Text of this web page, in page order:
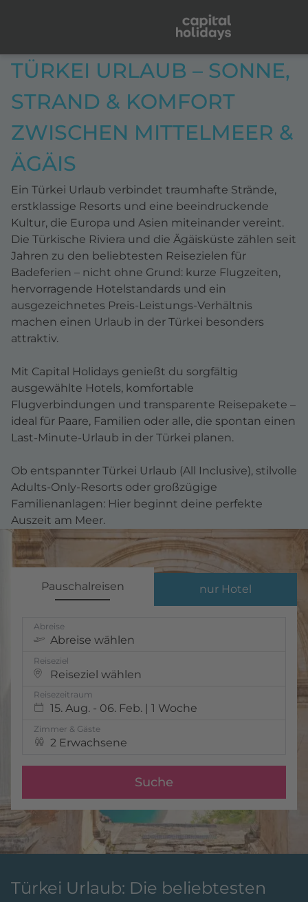
TÜRKEI URLAUB – SONNE,
STRAND & KOMFORT
ZWISCHEN MITTELMEER &
ÄGÄIS
Ein Türkei Urlaub verbindet traumhafte Strände,
erstklassige Resorts und eine beeindruckende
Kultur, die Europa und Asien miteinander vereint.
Die Türkische Riviera und die Ägäisküste zählen seit
Jahren zu den beliebtesten Reisezielen für
Badeferien – nicht ohne Grund: kurze Flugzeiten,
hervorragende Hotelstandards und ein
ausgezeichnetes Preis-Leistungs-Verhältnis
machen einen Urlaub in der Türkei besonders
attraktiv.
Mit Capital Holidays genießt du sorgfältig
ausgewählte Hotels, komfortable
Flugverbindungen und transparente Reisepakete –
ideal für Paare, Familien oder alle, die spontan einen
Last-Minute-Urlaub in der Türkei planen.
Ob entspannter Türkei Urlaub (All Inclusive), stilvolle
Adults-Only-Resorts oder großzügige
Familienanlagen: Hier beginnt deine perfekte
Auszeit am Meer.
Pauschalreisen nur Hotel
Abreise
Abreise wählen
Reiseziel
Reiseziel wählen
Reisezeitraum
15. Aug. - 06. Feb. | 1 Woche
Zimmer & Gäste
2 Erwachsene
Suche
Türkei Urlaub: Die beliebtesten